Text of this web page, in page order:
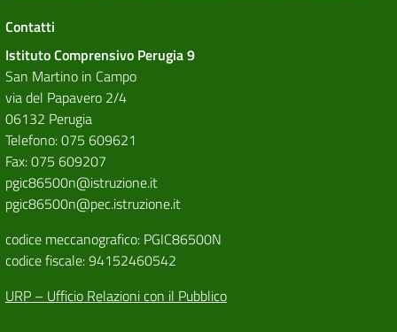
Contatti
Istituto Comprensivo Perugia 9
San Martino in Campo
via del Papavero 2/4
06132 Perugia
Telefono: 075 609621
Fax: 075 609207
pgic86500n@istruzione.it
pgic86500n@pec.istruzione.it
codice meccanografico: PGIC86500N
codice fiscale: 94152460542
URP – Ufficio Relazioni con il Pubblico